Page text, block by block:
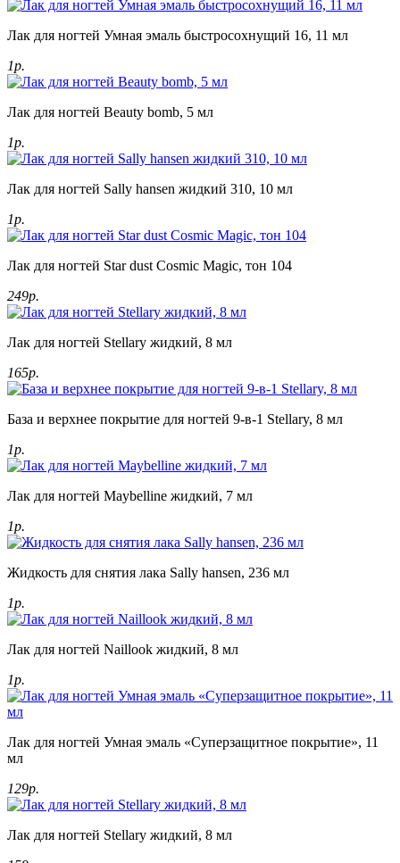
Лак для ногтей Умная эмаль быстросохнущий 16, 11 мл
1р.
Лак для ногтей Beauty bomb, 5 мл
1р.
Лак для ногтей Sally hansen жидкий 310, 10 мл
1р.
Лак для ногтей Star dust Cosmic Magic, тон 104
249р.
Лак для ногтей Stellary жидкий, 8 мл
165р.
База и верхнее покрытие для ногтей 9-в-1 Stellary, 8 мл
1р.
Лак для ногтей Maybelline жидкий, 7 мл
1р.
Жидкость для снятия лака Sally hansen, 236 мл
1р.
Лак для ногтей Naillook жидкий, 8 мл
1р.
Лак для ногтей Умная эмаль «Суперзащитное покрытие», 11
мл
129р.
Лак для ногтей Stellary жидкий, 8 мл